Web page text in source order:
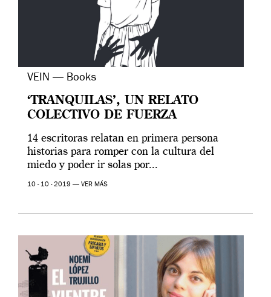
VEIN — Books
‘TRANQUILAS’, UN RELATO
COLECTIVO DE FUERZA
14 escritoras relatan en primera persona
historias para romper con la cultura del
miedo y poder ir solas por...
10 - 10 - 2019 — VER MÁS